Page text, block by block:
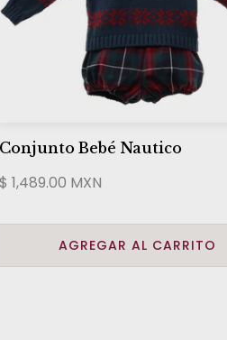
Conjunto Bebé Nautico
$ 1,489.00 MXN
AGREGAR AL CARRITO